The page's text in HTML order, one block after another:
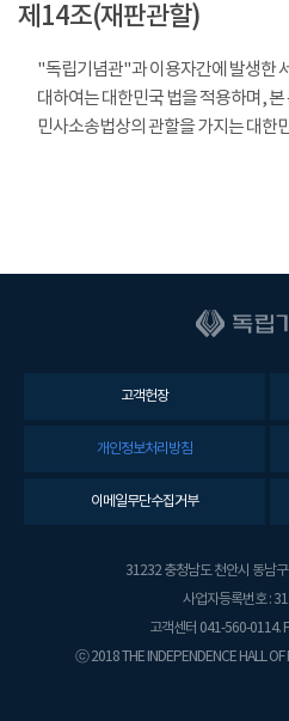
제14조(재판관할)
"독립기념관"과 이용자간에 발생한
대하여는 대한민국 법을 적용하며,
민사소송법상의 관할을 가지는 대한
고객헌장
개인정보처리방침
이메일무단수집거부
31232 충청남도 천안시 동남
사업자등록번호 :
고객센터 041-560-0114.
ⓒ 2018 THE INDEPENDENCE HALL OF